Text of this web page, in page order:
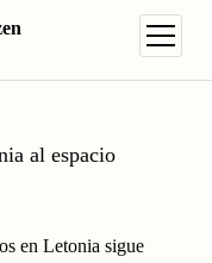
abrir
al espacio
en Letonia sigue